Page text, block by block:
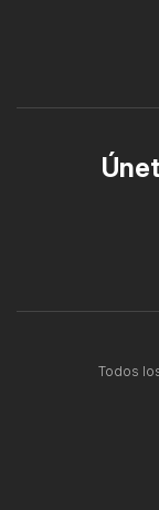
Todos